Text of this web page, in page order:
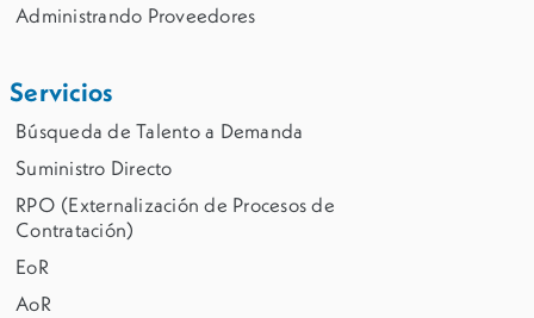
Administrando Proveedores
Servicios
Búsqueda de Talento a Demanda
Suministro Directo
RPO (Externalización de Procesos de
Contratación)
EoR
AoR